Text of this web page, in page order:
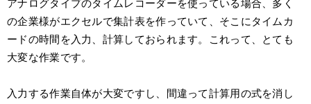
アナログタイプのタイムレコーダーを使っている場合、多く
の企業様がエクセルで集計表を作っていて、そこにタイムカ
ードの時間を入力、計算しておられます。これって、とても
大変な作業です。
入力する作業自体が大変ですし、間違って計算用の式を消し